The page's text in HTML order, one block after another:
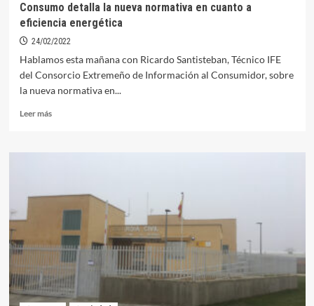
Consumo detalla la nueva normativa en cuanto a
eficiencia energética
24/02/2022
Hablamos esta mañana con Ricardo Santisteban, Técnico IFE
del Consorcio Extremeño de Información al Consumidor, sobre
la nueva normativa en...
Leer másLeer
nueva
cuanto
a
energética